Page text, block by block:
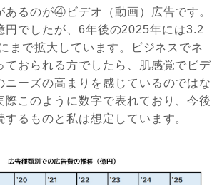
あるのが④ビデオ（動画）広告です。
円でしたが、6年後の2025年には3.2
まで拡大しています。ビジネスでネ
ておられる方でしたら、肌感覚でビデ
ニーズの高まりを感じているのではな
際このように数字で表れており、今後
するものと私は想定しています。